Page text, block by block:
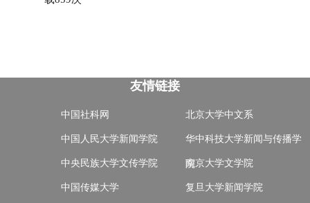
友情链接
中国社科网 北京大学中文系
中国人民大学新闻学院 华中科技大学新闻与传播学
院
中央民族大学文传学院 南京大学文学院
中国传媒大学 复旦大学新闻学院